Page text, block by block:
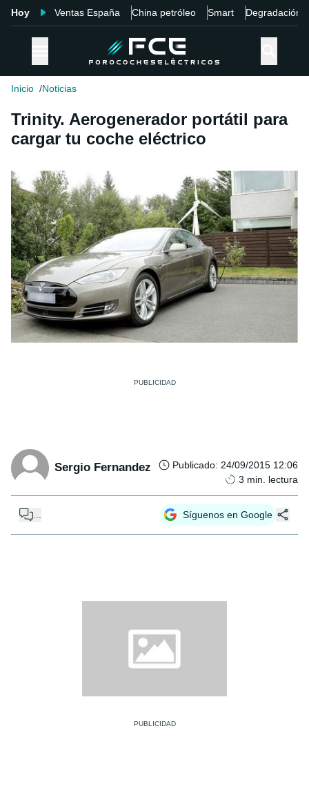
Hoy Ventas España China petróleo Smart Degradación
Inicio Noticias
Trinity. Aerogenerador portátil para
cargar tu coche eléctrico
Sergio Fernandez Publicado: 24/09/2015 12:06
3 min. lectura
Síguenos en Google